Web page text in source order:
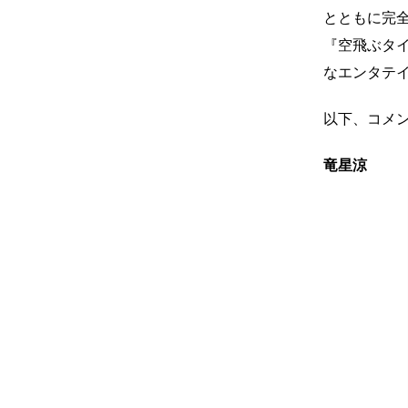
とともに完
『空飛ぶタ
なエンタテ
以下、コメ
竜星涼